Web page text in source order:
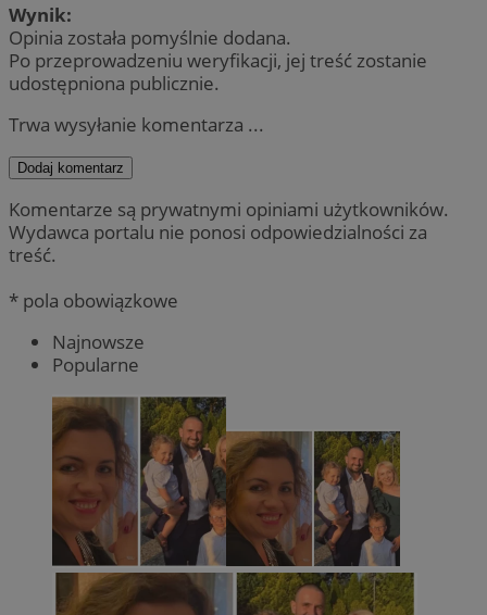
Wynik:
Opinia została pomyślnie dodana.
Po przeprowadzeniu weryfikacji, jej treść zostanie
udostępniona publicznie.
Trwa wysyłanie komentarza ...
Dodaj komentarz
Komentarze są prywatnymi opiniami użytkowników.
Wydawca portalu nie ponosi odpowiedzialności za
treść.
* pola obowiązkowe
Najnowsze
Popularne